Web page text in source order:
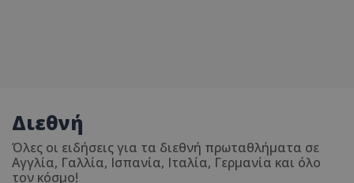
Διεθνή
Όλες οι ειδήσεις για τα διεθνή πρωταθλήματα σε
Αγγλία, Γαλλία, Ισπανία, Ιταλία, Γερμανία και όλο
τον κόσμο!